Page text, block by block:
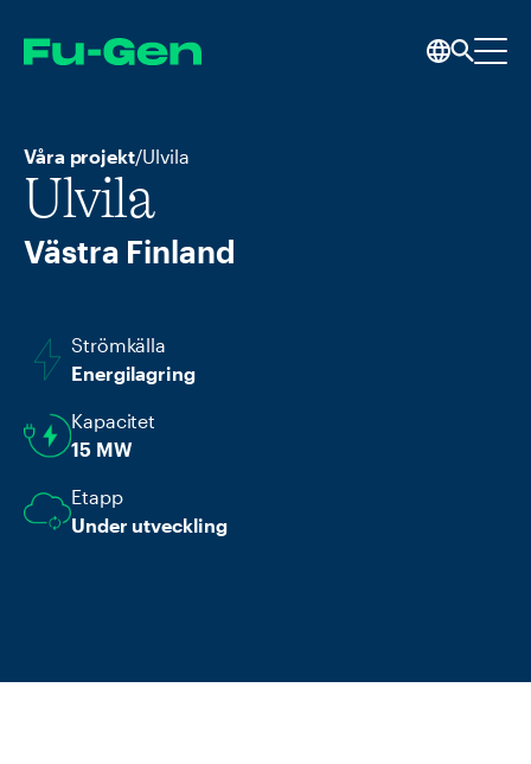
Våra projekt/Ulvila
Ulvila
Västra Finland
Strömkälla
Energilagring
Kapacitet
15 MW
Etapp
Under utveckling